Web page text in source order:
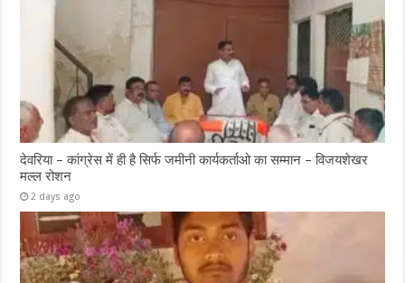
देवरिया – कांग्रेस में ही है सिर्फ जमीनी कार्यकर्ताओ का सम्मान – विजयशेखर
मल्ल रोशन
2 days ago